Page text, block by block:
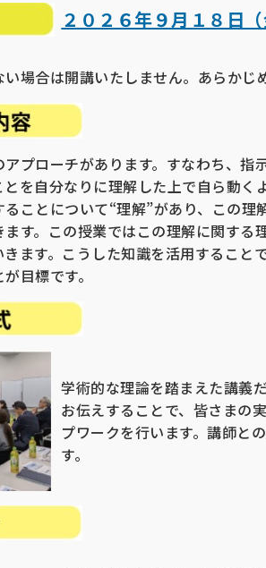
２０２６年９月１８日（
場合は開講いたしません。あらかじ
プローチがあります。すなわち、指
を自分なりに理解した上で自ら動
ことについて“理解”があり、この
す。この授業ではこの理解に関する
ます。こうした知識を活用すること
目標です。
学術的な理論を踏まえた講義
お伝えすることで、皆さまの
プワークを行います。講師と
す。